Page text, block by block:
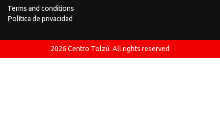
Terms and conditions
Política de privacidad
2026 Centro Tolzú. All rights reserved